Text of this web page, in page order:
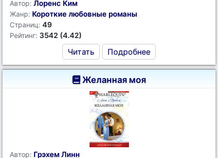
Автор: Лоренс Ким
Жанр: Короткие любовные романы
Страниц: 49
Рейтинг: 3542 (4.42)
Читать Подробнее
Желанная моя
Автор: Грэхем Линн